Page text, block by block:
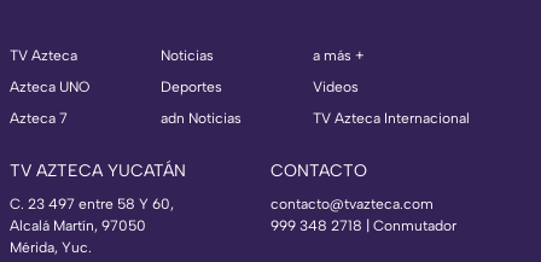
TV Azteca
Azteca UNO
Azteca 7
Noticias
Deportes
adn Noticias
a más +
Videos
TV Azteca Internacional
TV AZTECA YUCATÁN
C. 23 497 entre 58 Y 60,
Alcalá Martín, 97050
Mérida, Yuc.
CONTACTO
contacto@tvazteca.com
999 348 2718 | Conmutador